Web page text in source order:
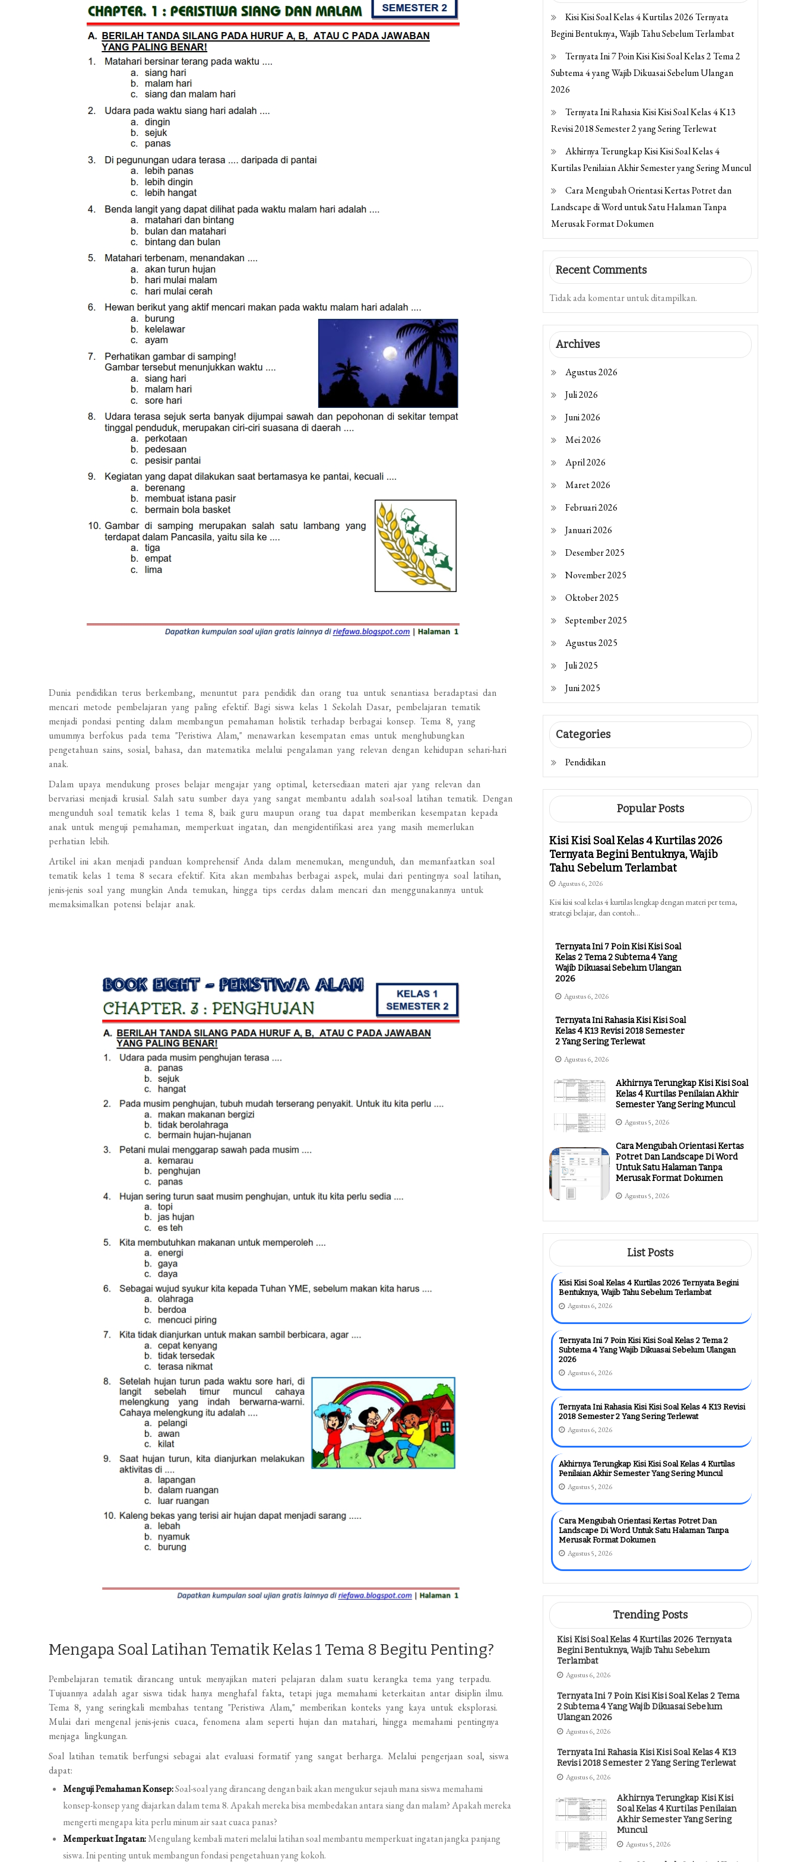
Dunia pendidikan terus berkembang, menuntut para pendidik dan orang tua untuk senantiasa beradaptasi dan
mencari metode pembelajaran yang paling efektif. Bagi siswa kelas 1 Sekolah Dasar, pembelajaran tematik
menjadi pondasi penting dalam membangun pemahaman holistik terhadap berbagai konsep. Tema 8, yang
umumnya berfokus pada tema "Peristiwa Alam," menawarkan kesempatan emas untuk menghubungkan
pengetahuan sains, sosial, bahasa, dan matematika melalui pengalaman yang relevan dengan kehidupan sehari-hari
anak.
Dalam upaya mendukung proses belajar mengajar yang optimal, ketersediaan materi ajar yang relevan dan
bervariasi menjadi krusial. Salah satu sumber daya yang sangat membantu adalah soal-soal latihan tematik. Dengan
mengunduh soal tematik kelas 1 tema 8, baik guru maupun orang tua dapat memberikan kesempatan kepada
anak untuk menguji pemahaman, memperkuat ingatan, dan mengidentifikasi area yang masih memerlukan
perhatian lebih.
Artikel ini akan menjadi panduan komprehensif Anda dalam menemukan, mengunduh, dan memanfaatkan soal
tematik kelas 1 tema 8 secara efektif. Kita akan membahas berbagai aspek, mulai dari pentingnya soal latihan,
jenis-jenis soal yang mungkin Anda temukan, hingga tips cerdas dalam mencari dan menggunakannya untuk
memaksimalkan potensi belajar anak.
Mengapa Soal Latihan Tematik Kelas 1 Tema 8 Begitu Penting?
Pembelajaran tematik dirancang untuk menyajikan materi pelajaran dalam suatu kerangka tema yang terpadu.
Tujuannya adalah agar siswa tidak hanya menghafal fakta, tetapi juga memahami keterkaitan antar disiplin ilmu.
Tema 8, yang seringkali membahas tentang "Peristiwa Alam," memberikan konteks yang kaya untuk eksplorasi.
Mulai dari mengenal jenis-jenis cuaca, fenomena alam seperti hujan dan matahari, hingga memahami pentingnya
menjaga lingkungan.
Soal latihan tematik berfungsi sebagai alat evaluasi formatif yang sangat berharga. Melalui pengerjaan soal, siswa
dapat:
Menguji Pemahaman Konsep:Soal-soal yang dirancang dengan baik akan mengukur sejauh mana siswa memahami
konsep-konsep yang diajarkan dalam tema 8. Apakah mereka bisa membedakan antara siang dan malam? Apakah mereka
mengerti mengapa kita perlu minum air saat cuaca panas?
Memperkuat Ingatan:Mengulang kembali materi melalui latihan soal membantu memperkuat ingatan jangka panjang
siswa. Ini penting untuk membangun fondasi pengetahuan yang kokoh.
Kisi Kisi Soal Kelas 4 Kurtilas 2026 Ternyata
Begini Bentuknya, Wajib Tahu Sebelum Terlambat
Ternyata Ini 7 Poin Kisi Kisi Soal Kelas 2 Tema 2
Subtema 4 yang Wajib Dikuasai Sebelum Ulangan
2026
Ternyata Ini Rahasia Kisi Kisi Soal Kelas 4 K13
Revisi 2018 Semester 2 yang Sering Terlewat
Akhirnya Terungkap Kisi Kisi Soal Kelas 4
Kurtilas Penilaian Akhir Semester yang Sering Muncul
Cara Mengubah Orientasi Kertas Potret dan
Landscape di Word untuk Satu Halaman Tanpa
Merusak Format Dokumen
Recent Comments
Tidak ada komentar untuk ditampilkan.
Archives
Agustus 2026
Juli 2026
Juni 2026
Mei 2026
April 2026
Maret 2026
Februari 2026
Januari 2026
Desember 2025
November 2025
Oktober 2025
September 2025
Agustus 2025
Juli 2025
Juni 2025
Categories
Pendidikan
Popular Posts
Kisi Kisi Soal Kelas 4 Kurtilas 2026
Ternyata Begini Bentuknya, Wajib
Tahu Sebelum Terlambat
Agustus 6, 2026
Kisi kisi soal kelas 4 kurtilas lengkap dengan materi per tema,
strategi belajar, dan contoh…
Ternyata Ini 7 Poin Kisi Kisi Soal
Kelas 2 Tema 2 Subtema 4 Yang
Wajib Dikuasai Sebelum Ulangan
2026
Agustus 6, 2026
Ternyata Ini Rahasia Kisi Kisi Soal
Kelas 4 K13 Revisi 2018 Semester
2 Yang Sering Terlewat
Agustus 6, 2026
Akhirnya Terungkap Kisi Kisi Soal
Kelas 4 Kurtilas Penilaian Akhir
Semester Yang Sering Muncul
Agustus 5, 2026
Cara Mengubah Orientasi Kertas
Potret Dan Landscape Di Word
Untuk Satu Halaman Tanpa
Merusak Format Dokumen
Agustus 5, 2026
List Posts
Kisi Kisi Soal Kelas 4 Kurtilas 2026 Ternyata Begini
Bentuknya, Wajib Tahu Sebelum Terlambat
Agustus 6, 2026
Ternyata Ini 7 Poin Kisi Kisi Soal Kelas 2 Tema 2
Subtema 4 Yang Wajib Dikuasai Sebelum Ulangan
2026
Agustus 6, 2026
Ternyata Ini Rahasia Kisi Kisi Soal Kelas 4 K13 Revisi
2018 Semester 2 Yang Sering Terlewat
Agustus 6, 2026
Akhirnya Terungkap Kisi Kisi Soal Kelas 4 Kurtilas
Penilaian Akhir Semester Yang Sering Muncul
Agustus 5, 2026
Cara Mengubah Orientasi Kertas Potret Dan
Landscape Di Word Untuk Satu Halaman Tanpa
Merusak Format Dokumen
Agustus 5, 2026
Trending Posts
Kisi Kisi Soal Kelas 4 Kurtilas 2026 Ternyata
Begini Bentuknya, Wajib Tahu Sebelum
Terlambat
Agustus 6, 2026
Ternyata Ini 7 Poin Kisi Kisi Soal Kelas 2 Tema
2 Subtema 4 Yang Wajib Dikuasai Sebelum
Ulangan 2026
Agustus 6, 2026
Ternyata Ini Rahasia Kisi Kisi Soal Kelas 4 K13
Revisi 2018 Semester 2 Yang Sering Terlewat
Agustus 6, 2026
Akhirnya Terungkap Kisi Kisi
Soal Kelas 4 Kurtilas Penilaian
Akhir Semester Yang Sering
Muncul
Agustus 5, 2026